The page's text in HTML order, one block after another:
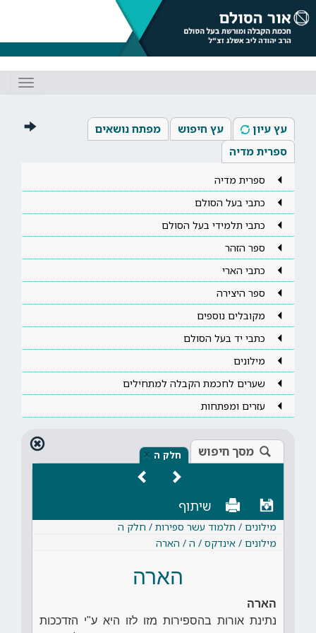
עץ עיון עץ חיפוש
מפתח נושאים
ספרית מדיה
ספרית מדיה
כתבי בעל הסולם
כתבי תלמידי בעל הסולם
ספר הזהר
כתבי הארי
ספר היצירה
מקובלים נוספים
כתבי יד בעל הסולם
מילונים
שערים לחכמת הקבלה למתחילים
עזרים ומפתחות
מסך חיפוש חלק ה ×
שיתוף
מילונים / תלמוד עשר ספירות / חלק ה
מילונים / אינדקס / ה / הארה
הארה
הארה
נתינת אורות בהספירות מזו לזו היא ע"י הזדככות